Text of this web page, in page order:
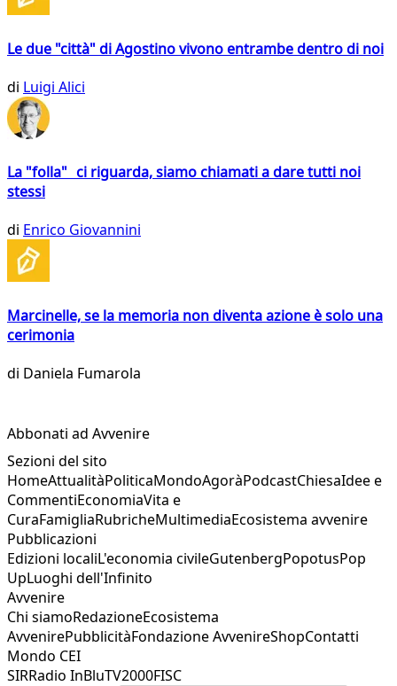
Le due "città" di Agostino vivono entrambe dentro di noi
di Luigi Alici
La "folla" ci riguarda, siamo chiamati a dare tutti noi
stessi
di Enrico Giovannini
Marcinelle, se la memoria non diventa azione è solo una
cerimonia
di Daniela Fumarola
Abbonati ad Avvenire
Sezioni del sito
HomeAttualitàPoliticaMondoAgoràPodcastChiesaIdee e
CommentiEconomiaVita e
CuraFamigliaRubricheMultimediaEcosistema avvenire
Pubblicazioni
Edizioni localiL'economia civileGutenbergPopotusPop
UpLuoghi dell'Infinito
Avvenire
Chi siamoRedazioneEcosistema
AvvenirePubblicitàFondazione AvvenireShopContatti
Mondo CEI
SIRRadio InBluTV2000FISC